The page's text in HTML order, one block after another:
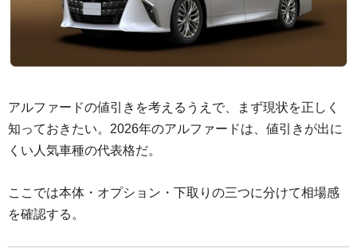
アルファードの値引きを考えるうえで、まず現状を正しく
知っておきたい。2026年のアルファードは、値引きが出に
くい人気車種の代表格だ。
ここでは本体・オプション・下取りの三つに分けて相場感
を確認する。